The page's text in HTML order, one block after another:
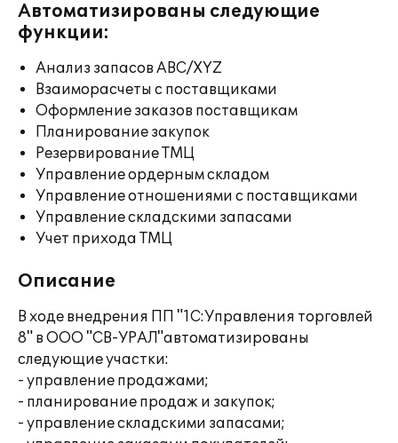
Автоматизированы следующие
функции:
Анализ запасов ABC/XYZ
Взаиморасчеты с поставщиками
Оформление заказов поставщикам
Планирование закупок
Резервирование ТМЦ
Управление ордерным складом
Управление отношениями с поставщиками
Управление складскими запасами
Учет прихода ТМЦ
Описание
В ходе внедрения ПП "1С:Управления торговлей
8" в ООО "СВ-УРАЛ"автоматизированы
следующие участки:
- управление продажами;
- планирование продаж и закупок;
- управление складскими запасами;